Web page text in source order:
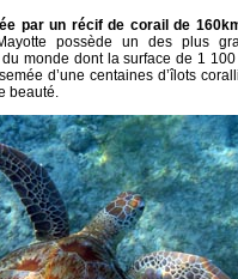
par un récif de corail de
possède un des plus
du monde dont la surface de 1 100
d’une centaines d’îlots
beauté.